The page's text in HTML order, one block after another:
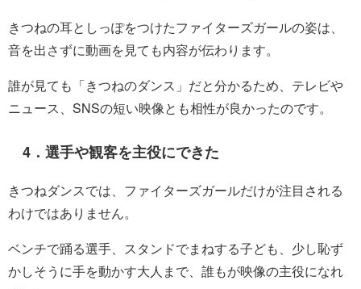
きつねの耳としっぽをつけたファイターズガールの姿は、
音を出さずに動画を見ても内容が伝わります。
誰が見ても「きつねのダンス」だと分かるため、テレビや
ニュース、SNSの短い映像とも相性が良かったのです。
4．選手や観客を主役にできた
きつねダンスでは、ファイターズガールだけが注目される
わけではありません。
ベンチで踊る選手、スタンドでまねする子ども、少し恥ず
かしそうに手を動かす大人まで、誰もが映像の主役になれ